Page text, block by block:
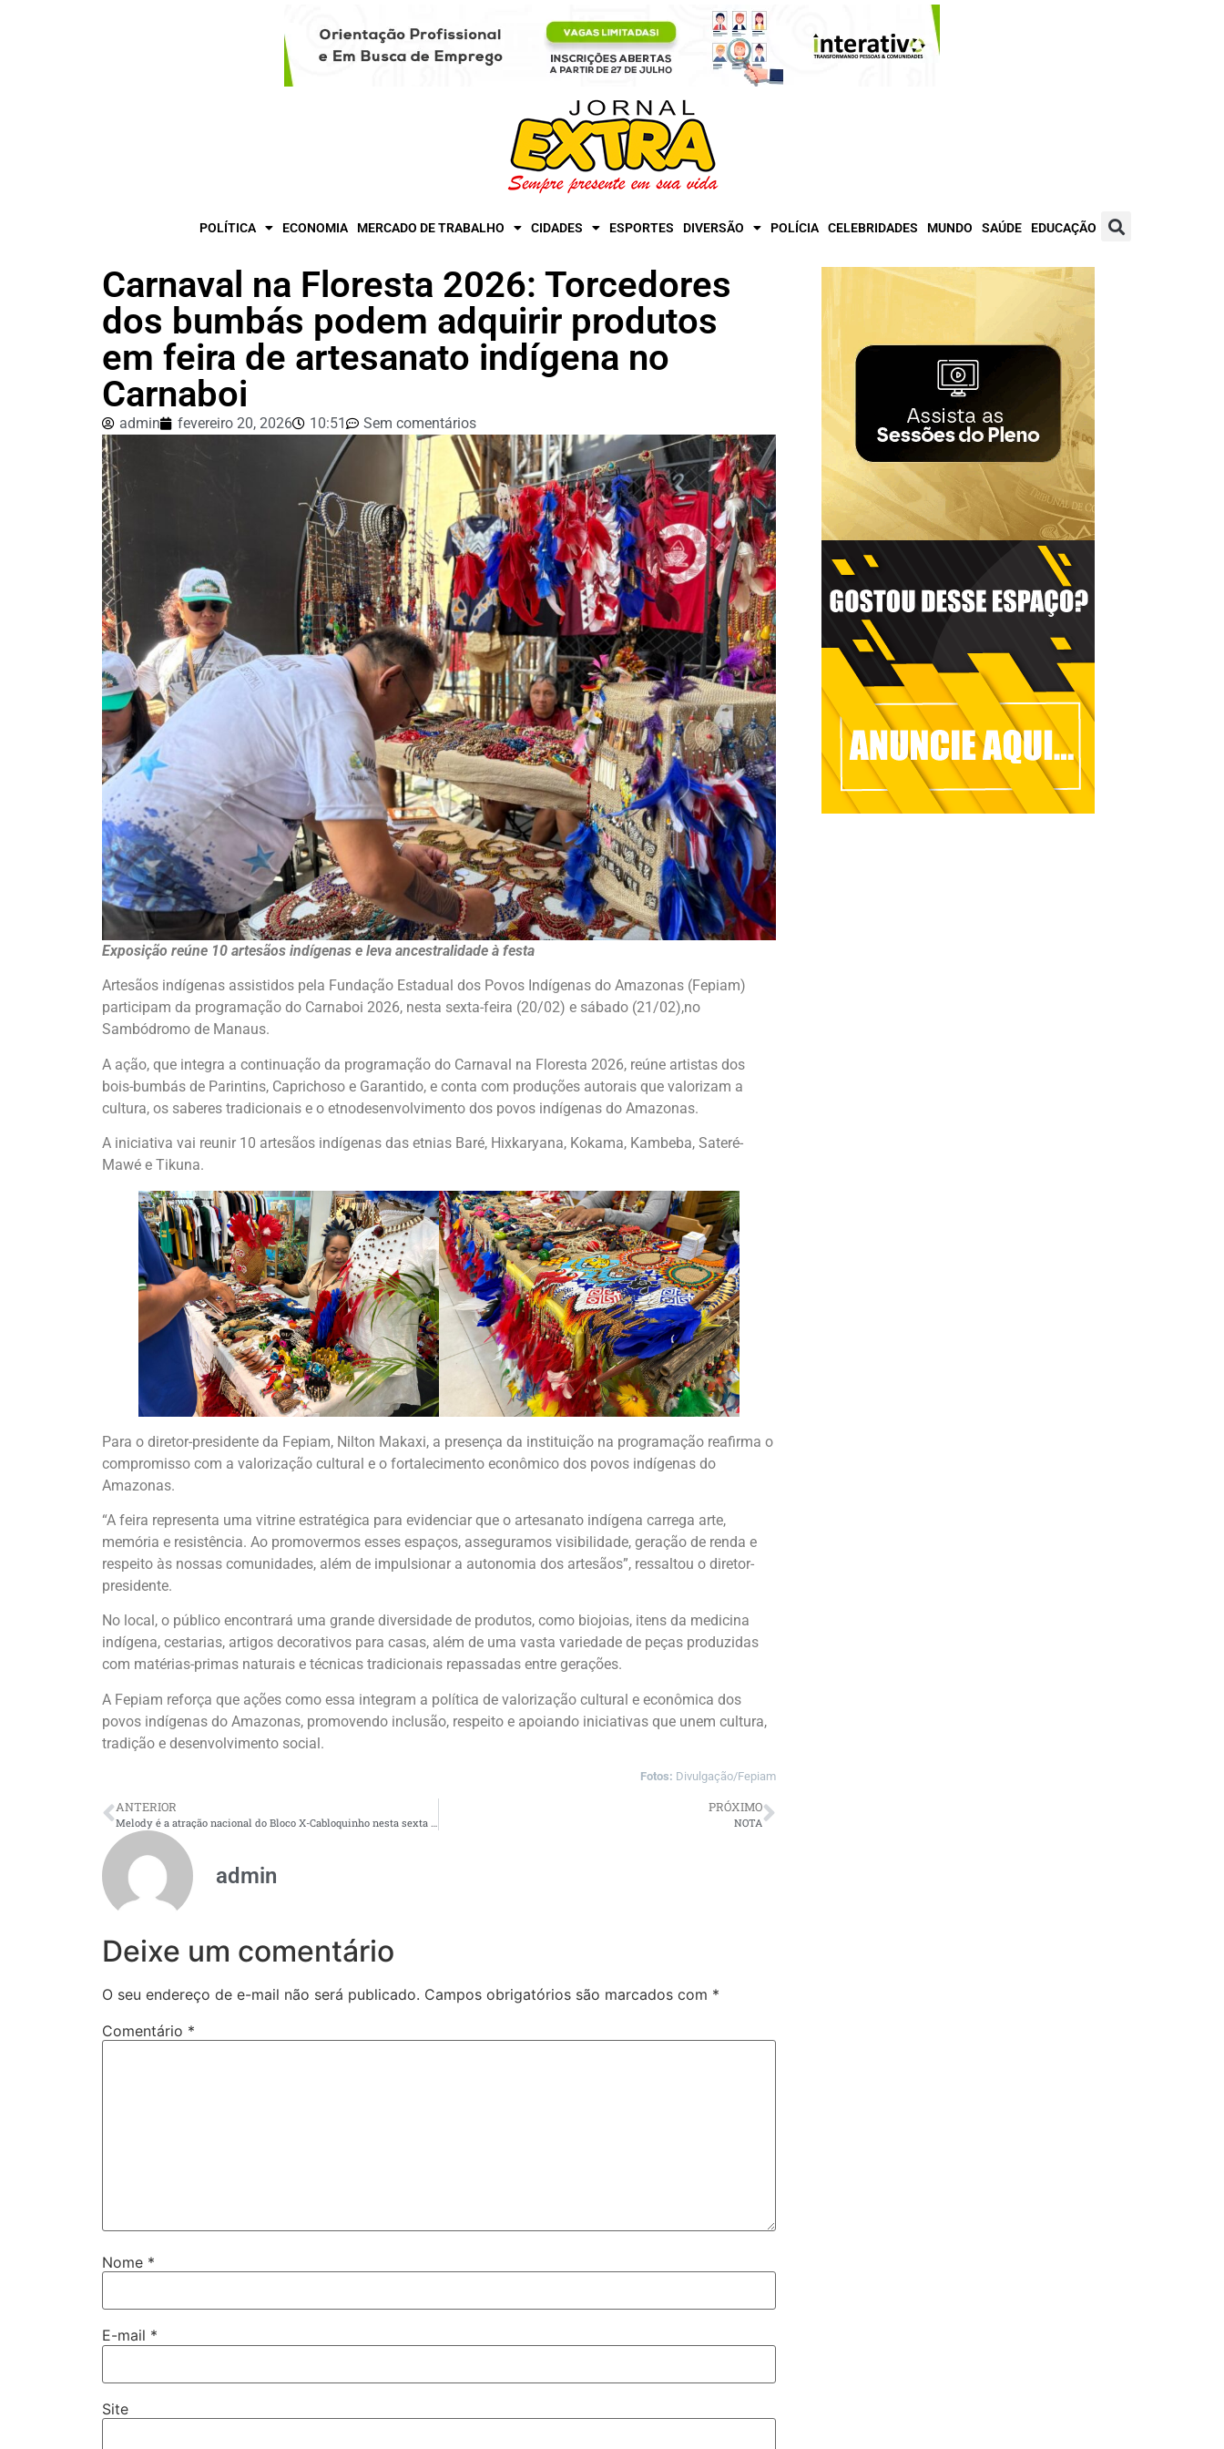
POLÍTICA ECONOMIA MERCADO DE TRABALHO CIDADES ESPORTES DIVERSÃO POLÍCIA CELEBRIDADES MUNDO SAÚDE EDUCAÇÃO
Carnaval na Floresta 2026: Torcedores
dos bumbás podem adquirir produtos
em feira de artesanato indígena no
Carnaboi
admin fevereiro 20, 2026 10:51 Sem comentários
Exposição reúne 10 artesãos indígenas e leva ancestralidade à festa
Artesãos indígenas assistidos pela Fundação Estadual dos Povos Indígenas do Amazonas (Fepiam)
participam da programação do Carnaboi 2026, nesta sexta-feira (20/02) e sábado (21/02),no
Sambódromo de Manaus.
A ação, que integra a continuação da programação do Carnaval na Floresta 2026, reúne artistas dos
bois-bumbás de Parintins, Caprichoso e Garantido, e conta com produções autorais que valorizam a
cultura, os saberes tradicionais e o etnodesenvolvimento dos povos indígenas do Amazonas.
A iniciativa vai reunir 10 artesãos indígenas das etnias Baré, Hixkaryana, Kokama, Kambeba, Sateré-
Mawé e Tikuna.
Para o diretor-presidente da Fepiam, Nilton Makaxi, a presença da instituição na programação reafirma o
compromisso com a valorização cultural e o fortalecimento econômico dos povos indígenas do
Amazonas.
“A feira representa uma vitrine estratégica para evidenciar que o artesanato indígena carrega arte,
memória e resistência. Ao promovermos esses espaços, asseguramos visibilidade, geração de renda e
respeito às nossas comunidades, além de impulsionar a autonomia dos artesãos”, ressaltou o diretor-
presidente.
No local, o público encontrará uma grande diversidade de produtos, como biojoias, itens da medicina
indígena, cestarias, artigos decorativos para casas, além de uma vasta variedade de peças produzidas
com matérias-primas naturais e técnicas tradicionais repassadas entre gerações.
A Fepiam reforça que ações como essa integram a política de valorização cultural e econômica dos
povos indígenas do Amazonas, promovendo inclusão, respeito e apoiando iniciativas que unem cultura,
tradição e desenvolvimento social.
Fotos: Divulgação/Fepiam
ANTERIOR PRÓXIMO
NOTA
admin
Deixe um comentário
O seu endereço de e-mail não será publicado. Campos obrigatórios são marcados com *
Comentário *
Nome *
E-mail *
Site